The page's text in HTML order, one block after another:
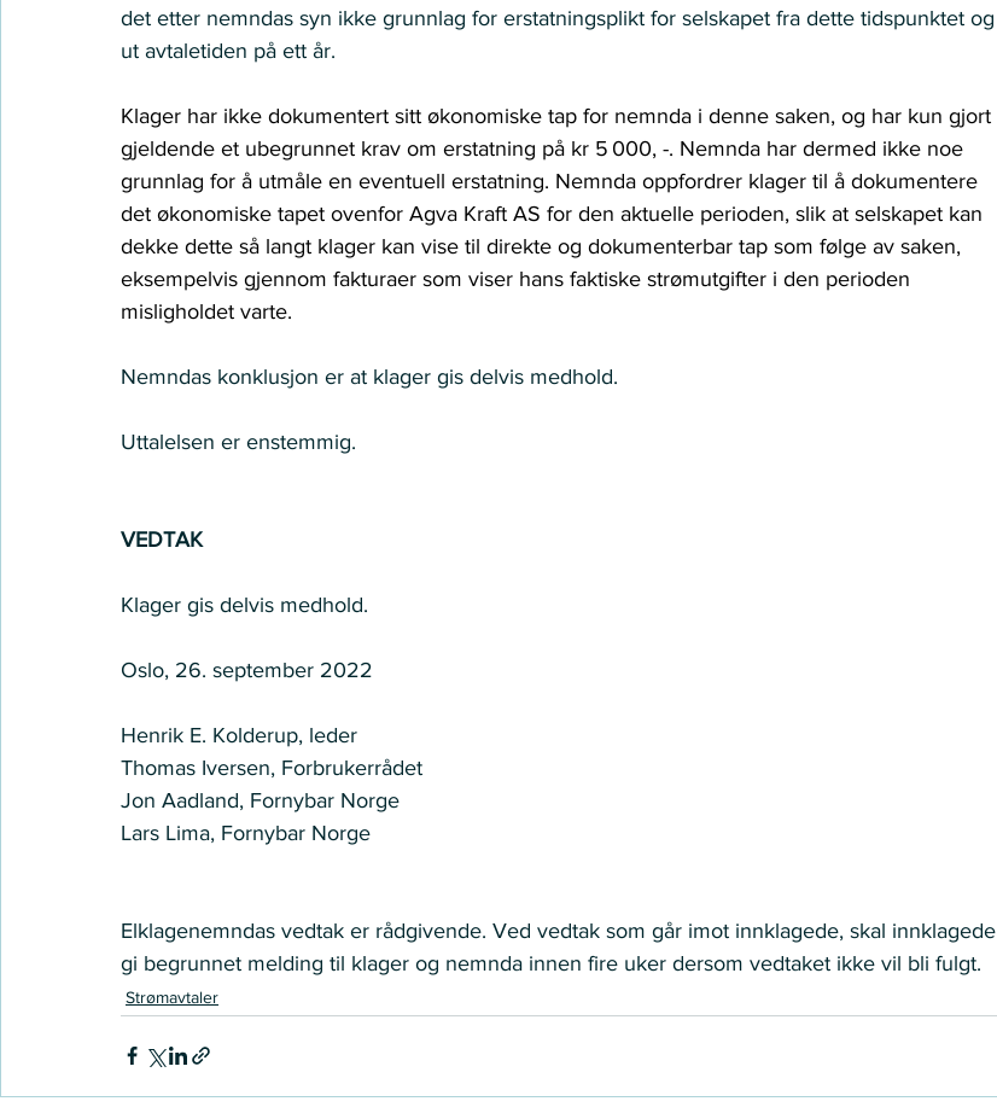
det etter nemndas syn ikke grunnlag for erstatningsplikt for selskapet fra dette tidspunktet og
ut avtaletiden på ett år.
Klager har ikke dokumentert sitt økonomiske tap for nemnda i denne saken, og har kun gjort
gjeldende et ubegrunnet krav om erstatning på kr 5 000, -. Nemnda har dermed ikke noe
grunnlag for å utmåle en eventuell erstatning. Nemnda oppfordrer klager til å dokumentere
det økonomiske tapet ovenfor Agva Kraft AS for den aktuelle perioden, slik at selskapet kan
dekke dette så langt klager kan vise til direkte og dokumenterbar tap som følge av saken,
eksempelvis gjennom fakturaer som viser hans faktiske strømutgifter i den perioden
misligholdet varte.
Nemndas konklusjon er at klager gis delvis medhold.
Uttalelsen er enstemmig.
VEDTAK
Klager gis delvis medhold.
Oslo, 26. september 2022
Henrik E. Kolderup, leder
Thomas Iversen, Forbrukerrådet
Jon Aadland, Fornybar Norge
Lars Lima, Fornybar Norge
Elklagenemndas vedtak er rådgivende. Ved vedtak som går imot innklagede, skal innklagede
gi begrunnet melding til klager og nemnda innen fire uker dersom vedtaket ikke vil bli fulgt.
Strømavtaler